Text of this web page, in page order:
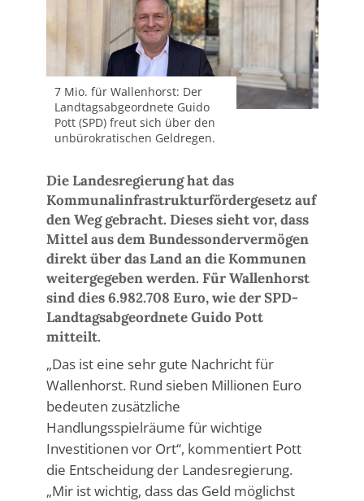
7 Mio. für Wallenhorst: Der
Landtagsabgeordnete Guido
Pott (SPD) freut sich über den
unbürokratischen Geldregen.
Die Landesregierung hat das
Kommunalinfrastrukturfördergesetz auf
den Weg gebracht. Dieses sieht vor, dass
Mittel aus dem Bundessondervermögen
direkt über das Land an die Kommunen
weitergegeben werden. Für Wallenhorst
sind dies 6.982.708 Euro, wie der SPD-
Landtagsabgeordnete Guido Pott
mitteilt.
„Das ist eine sehr gute Nachricht für
Wallenhorst. Rund sieben Millionen Euro
bedeuten zusätzliche
Handlungsspielräume für wichtige
Investitionen vor Ort“, kommentiert Pott
die Entscheidung der Landesregierung.
„Mir ist wichtig, dass das Geld möglichst